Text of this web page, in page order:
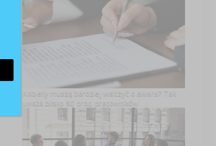
Kobiety muszą bardziej walczyć o awans? Tak
uważa blisko 80 proc. pracowników